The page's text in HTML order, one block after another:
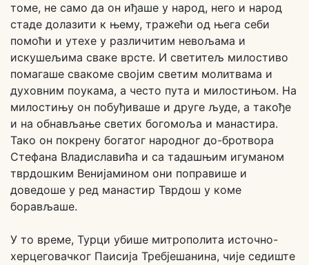
томе, не само да он иђаше у народ, него и народ
стаде долазити к њему, тражећи од њега себи
помоћи и утехе у различитим невољама и
искушељима сваке врсте. И светитељ милостиво
помагаше свакоме својим светим молитвама и
духовним поукама, а често пута и милостињом. На
милостињу он побуђиваше и друге људе, а такође
и на обнављање светих богомоља и манастира.
Тако он покрену богатог народног до-бротвора
Стефана Владиславића и са тадашњим игуманом
тврдошким Венијамином они поправише и
доведоше у ред манастир Тврдош у коме
борављаше.
У то време, Турци убише митрополита источно-
херцеговачког Паисија Требјешанина, чије седиште